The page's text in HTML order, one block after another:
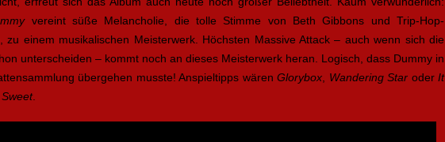
vereint süße Melancholie, die tolle Stimme von Beth Gibbons und Trip-Hop-
zu einem musikalischen Meisterwerk. Höchsten Massive Attack – auch wenn sich die
unterscheiden – kommt noch an dieses Meisterwerk heran. Logisch, dass Dummy in
übergehen musste! Anspieltipps wären Glorybox Wandering Star oder It
.